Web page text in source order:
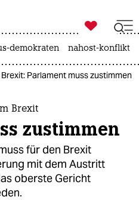
ich

taz zahl ich
demokraten nahost-konflikt
Parlament muss zustimmen
Brexit
zustimmen
für den Brexit
mit dem Austritt
oberste Gericht